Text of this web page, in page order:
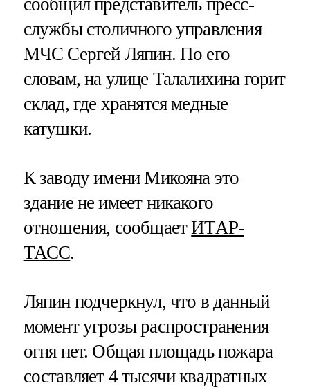
службы столичного управления
МЧС Сергей Ляпин. По его
словам, на улице Талалихина горит
склад, где хранятся медные
катушки.
К заводу имени Микояна это
здание не имеет никакого
отношения, сообщаетИТАР-
ТАСС.
Ляпин подчеркнул, что в данный
момент угрозы распространения
огня нет. Общая площадь пожара
составляет 4 тысячи квадратных